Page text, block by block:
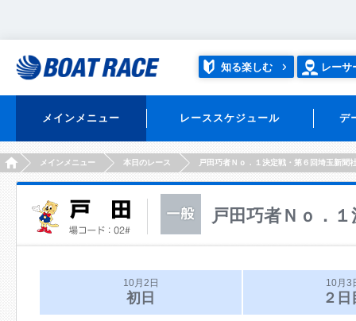
知る楽しむ レーサ
メインメニュー レーススケジュール デ
HOMEメインメニュー 本日のレース 戸田巧者Ｎｏ．１決定戦・第６回埼玉新聞
戸田巧者Ｎｏ．
10月2日
初日
10月3
２日